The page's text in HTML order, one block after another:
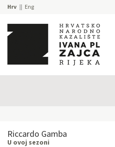
Hrv Eng
Riccardo Gamba
U ovoj sezoni